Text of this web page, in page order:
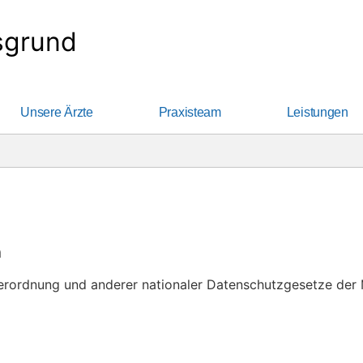
Unsere Ärzte Praxisteam Leistungen
und anderer nationaler Datenschutzgesetze